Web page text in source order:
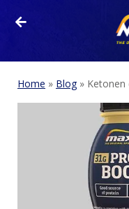
Home » Blog» Ketonen